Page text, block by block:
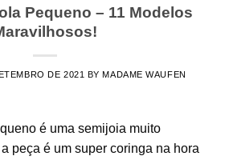
Pequeno – 11 Modelos
DE 2021 BYMADAME WAUFEN
é uma semijoia muito
peça é um super coringa na hora